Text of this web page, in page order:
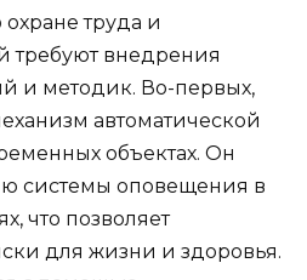
труда и
требуют внедрения
и методик. Во-первых,
автоматической
объектах. Он
системы оповещения в
что позволяет
для жизни и здоровья.